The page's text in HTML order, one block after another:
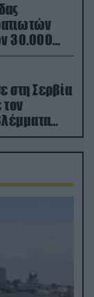
30.000
(βίντεο)
στη Σερβία
τον